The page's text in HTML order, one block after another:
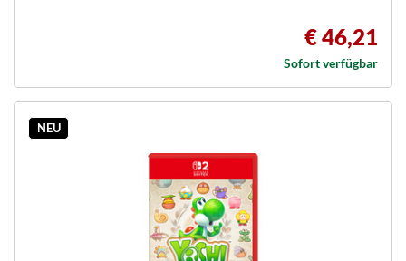
€ 46,21
Sofort verfügbar
NEU